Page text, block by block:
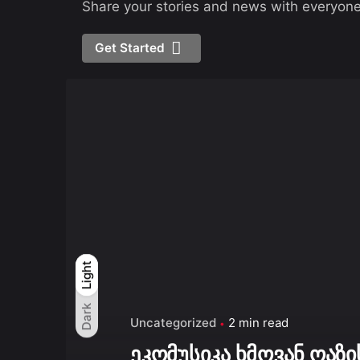
Dark
Light
Dark
Light
Share your stories and news with
Get Started
Uncategorized 2 min read
ეკომუსიკა ხმოვან